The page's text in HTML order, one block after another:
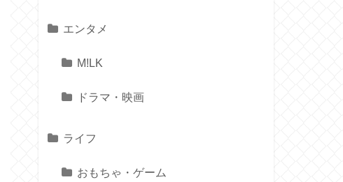
エンタメ
M!LK
ドラマ・映画
ライフ
おもちゃ・ゲーム